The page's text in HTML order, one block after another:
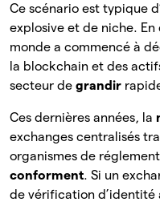
Ce scénario est typique
explosive et de niche.
monde a commencé à
la blockchain et des
secteur de grandir
Ces dernières années, la
exchanges centralisés
organismes de
conforment. Si un
de vérification d’identité